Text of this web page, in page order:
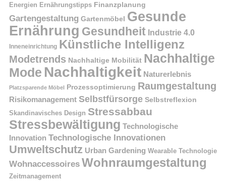
Energien Ernährungstipps Finanzplanung
Gartengestaltung Gartenmöbel Gesunde
Ernährung Gesundheit Industrie 4.0
Inneneinrichtung Künstliche Intelligenz
Modetrends Nachhaltige Mobilität Nachhaltige
Mode Nachhaltigkeit Naturerlebnis
Platzsparende Möbel Prozessoptimierung Raumgestaltung
Risikomanagement Selbstfürsorge Selbstreflexion
Skandinavisches Design Stressabbau
Stressbewältigung Technologische
Innovation Technologische Innovationen
Umweltschutz Urban Gardening Wearable Technologie
Wohnaccessoires Wohnraumgestaltung
Zeitmanagement